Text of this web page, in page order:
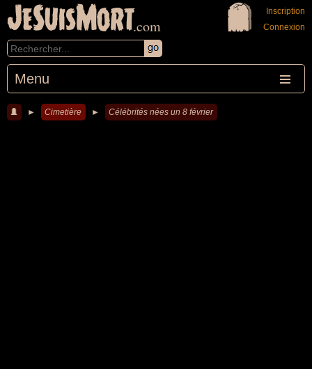
JeSuisMort.com
Menu
Inscription
Connexion
► Cimetière ► Célébrités nées un 8 février